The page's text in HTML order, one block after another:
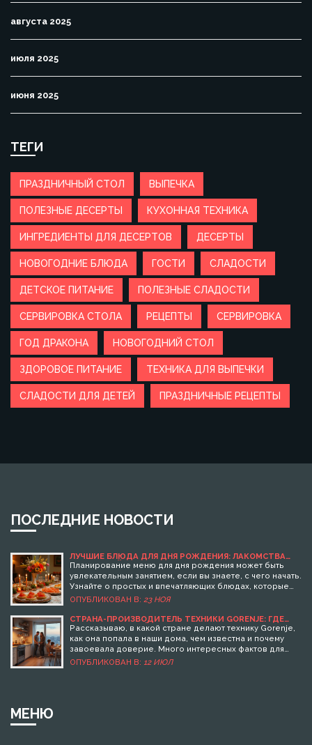
августа 2025
июля 2025
июня 2025
ТЕГИ
ПРАЗДНИЧНЫЙ СТОЛ ВЫПЕЧКА
ПОЛЕЗНЫЕ ДЕСЕРТЫ КУХОННАЯ ТЕХНИКА
ИНГРЕДИЕНТЫ ДЛЯ ДЕСЕРТОВ ДЕСЕРТЫ
НОВОГОДНИЕ БЛЮДА ГОСТИ СЛАДОСТИ
ДЕТСКОЕ ПИТАНИЕ ПОЛЕЗНЫЕ СЛАДОСТИ
СЕРВИРОВКА СТОЛА РЕЦЕПТЫ СЕРВИРОВКА
ГОД ДРАКОНА НОВОГОДНИЙ СТОЛ
ЗДОРОВОЕ ПИТАНИЕ ТЕХНИКА ДЛЯ ВЫПЕЧКИ
СЛАДОСТИ ДЛЯ ДЕТЕЙ ПРАЗДНИЧНЫЕ РЕЦЕПТЫ
ПОСЛЕДНИЕ НОВОСТИ
ЛУЧШИЕ БЛЮДА ДЛЯ ДНЯ РОЖДЕНИЯ: ЛАКОМСТВА
ДЛЯ ГОСТЕЙ
Планирование меню для дня рождения может быть
увлекательным занятием, если вы знаете, с чего начать.
Узнайте о простых и впечатляющих блюдах, которые
приятно удивят ваших гостей. Разнообразные закуски,
сделают ваш праздник незабываемым. Мы расскажем
о самых популярных рецептах и необычных подходах к
сервировке блюд. Ваш праздник будет не только
вкусным, но и запоминающимся!
ОПУБЛИКОВАН В: 23 НОЯ
СТРАНА-ПРОИЗВОДИТЕЛЬ ТЕХНИКИ GORENJE: ГДЕ
РОЖДАЕТСЯ НАДЁЖНАЯ ТЕХНИКА
Рассказываю, в какой стране делают технику Gorenje,
как она попала в наши дома, чем известна и почему
завоевала доверие. Много интересных фактов для
покупателей.
ОПУБЛИКОВАН В: 12 ИЮЛ
МЕНЮ